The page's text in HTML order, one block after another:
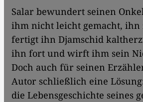
Salar bewundert seinen
ihm nicht leicht gemacht, ihn
fertigt ihn Djamschid
ihn fort und wirft ihm sein
Doch auch für seinen
Autor schließlich eine
die Lebensgeschichte seines